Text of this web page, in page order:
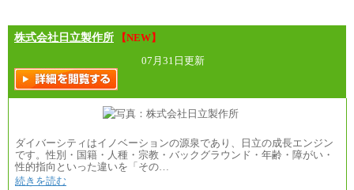
株式会社日立製作所
【NEW】
07月31日更新
ダイバーシティはイノベーションの源泉であり、日立の成長エンジン
です。性別・国籍・人種・宗教・バックグラウンド・年齢・障がい・
性的指向といった違いを「その…
続きを読む